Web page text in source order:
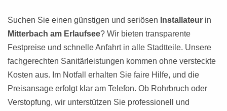
Suchen Sie einen günstigen und seriösen Installateur in
Mitterbach am Erlaufsee? Wir bieten transparente
Festpreise und schnelle Anfahrt in alle Stadtteile. Unsere
fachgerechten Sanitärleistungen kommen ohne versteckte
Kosten aus. Im Notfall erhalten Sie faire Hilfe, und die
Preisansage erfolgt klar am Telefon. Ob Rohrbruch oder
Verstopfung, wir unterstützen Sie professionell und